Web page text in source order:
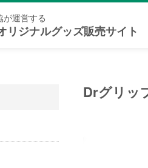
が運営する
リジナルグッズ販売サイト
Drグリッ